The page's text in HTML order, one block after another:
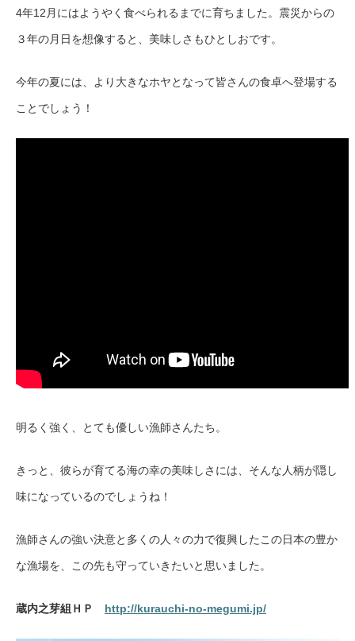
4年12月にはようやく食べられるまでに育ちました。震災からの
３年の月日を想像すると、美味しさもひとしおです。
今年の夏には、より大きなホヤとなって皆さんの食卓へ登場する
ことでしょう！
明るく強く、とても優しい漁師さんたち。
きっと、彼らが育てる海の幸の美味しさには、そんな人柄が隠し
味になっているのでしょうね！
漁師さんの強い決意と多くの人々の力で復興したこの日本の豊か
な漁場を、この先も守っていきたいと思いました。
蔵内之芽組ＨＰ http://kurauchi-no-megumi.jp/